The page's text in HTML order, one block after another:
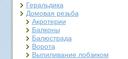
Геральдика
Домовая резьба
Акротерии
Балконы
Балюстрада
Ворота
Выпиливание лобзиком